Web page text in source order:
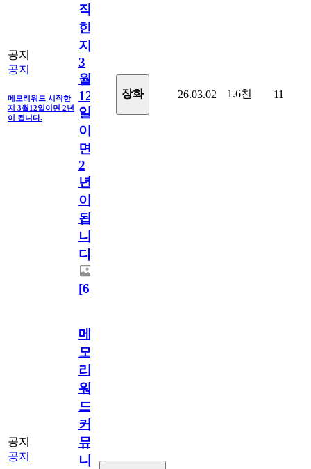
공지
공지
메모리워드 시작한
지 3월12일이면 2년
이 됩니다.
작
한
지
3
월
12
일
이
면
2
년
이
됩
니
다.
[64
장화 26.03.02 1.6천 11
공지
공지
메
모
리
워
드
커
뮤
니